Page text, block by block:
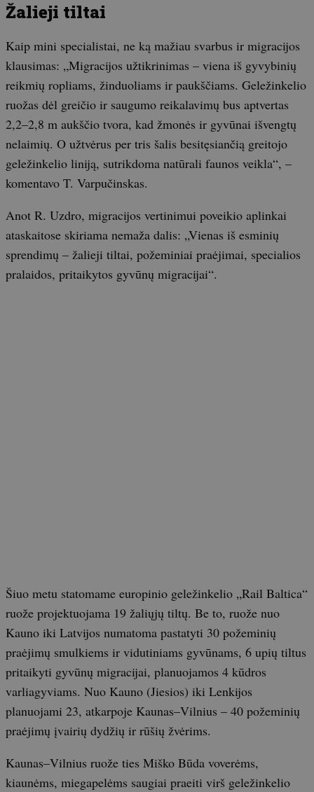
Žalieji tiltai
Kaip mini specialistai, ne ką mažiau svarbus ir migracijos
klausimas: „Migracijos užtikrinimas – viena iš gyvybinių
reikmių ropliams, žinduoliams ir paukščiams. Geležinkelio
ruožas dėl greičio ir saugumo reikalavimų bus aptvertas
2,2–2,8 m aukščio tvora, kad žmonės ir gyvūnai išvengtų
nelaimių. O užtvėrus per tris šalis besitęsiančią greitojo
geležinkelio liniją, sutrikdoma natūrali faunos veikla“, –
komentavo T. Varpučinskas.
Anot R. Uzdro, migracijos vertinimui poveikio aplinkai
ataskaitose skiriama nemaža dalis: „Vienas iš esminių
sprendimų – žalieji tiltai, požeminiai praėjimai, specialios
pralaidos, pritaikytos gyvūnų migracijai“.
Šiuo metu statomame europinio geležinkelio „Rail Baltica“
ruože projektuojama 19 žaliųjų tiltų. Be to, ruože nuo
Kauno iki Latvijos numatoma pastatyti 30 požeminių
praėjimų smulkiems ir vidutiniams gyvūnams, 6 upių tiltus
pritaikyti gyvūnų migracijai, planuojamos 4 kūdros
varliagyviams. Nuo Kauno (Jiesios) iki Lenkijos
planuojami 23, atkarpoje Kaunas–Vilnius – 40 požeminių
praėjimų įvairių dydžių ir rūšių žvėrims.
Kaunas–Vilnius ruože ties Miško Būda voverėms,
kiaunėms, miegapelėms saugiai praeiti virš geležinkelio